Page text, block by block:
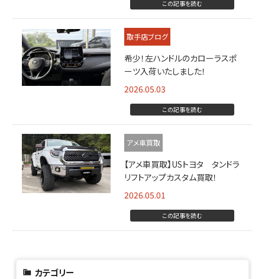
この記事を読む
取手店ブログ
希少！左ハンドルのカローラスポ
ーツ入荷いたしました！
2026.05.03
この記事を読む
アメ車買取
【アメ車買取】USトヨタ タンドラ
リフトアップカスタム買取！
2026.05.01
この記事を読む
カテゴリー